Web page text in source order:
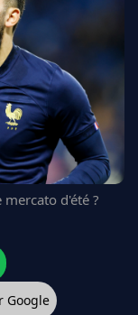
mercato d'été ?
Google